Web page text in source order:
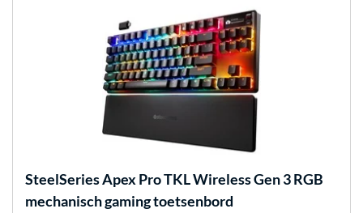
SteelSeriesApex Pro TKL Wireless Gen 3 RGB
mechanisch gaming toetsenbord